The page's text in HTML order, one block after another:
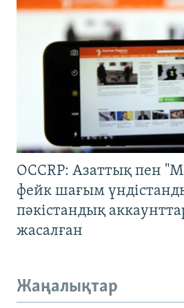
OCCRP: Азаттық пен
фейк шағым
пәкістандық
жасалған
Жаңалықтар